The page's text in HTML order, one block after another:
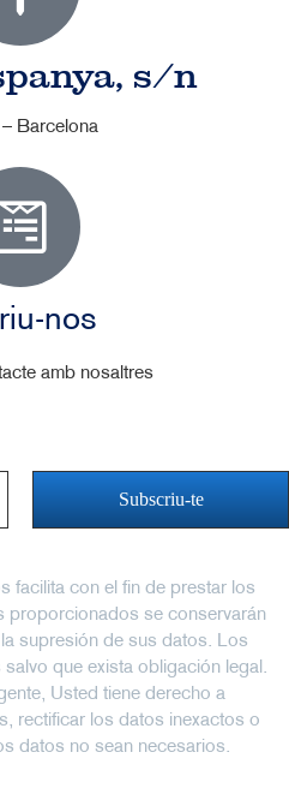
s/n
Barcelona
nos
amb nosaltres
facilita con el fin de prestar los
proporcionados se conservarán
supresión de sus datos. Los
que exista obligación legal.
Usted tiene derecho a
rectificar los datos inexactos o
datos no sean necesarios.